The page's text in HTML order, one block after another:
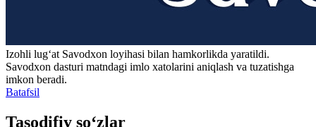
Izohli lugʻat Savodxon loyihasi bilan hamkorlikda yaratildi.
Savodxon dasturi matndagi imlo xatolarini aniqlash va tuzatishga
imkon beradi.
Batafsil
Tasodifiy so‘zlar